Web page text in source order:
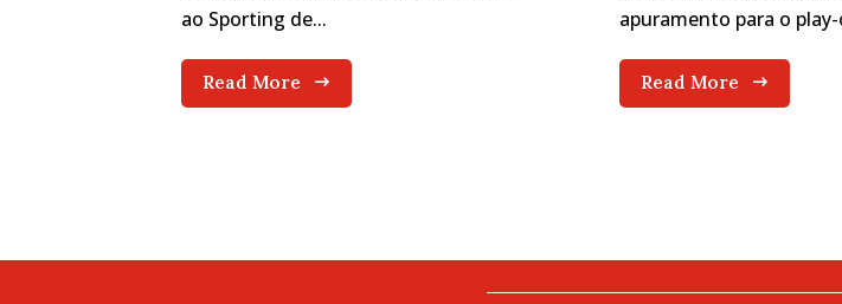
ao Sporting de...
Read More
apuramento para o
Read More